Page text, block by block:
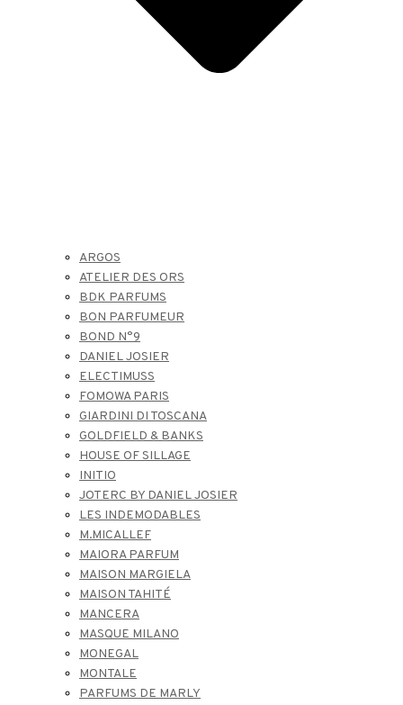
ARGOS
ATELIER DES ORS
BDK PARFUMS
BON PARFUMEUR
BOND N°9
DANIEL JOSIER
ELECTIMUSS
FOMOWA PARIS
GIARDINI DI TOSCANA
GOLDFIELD & BANKS
HOUSE OF SILLAGE
INITIO
JOTERC BY DANIEL JOSIER
LES INDEMODABLES
M.MICALLEF
MAIORA PARFUM
MAISON MARGIELA
MAISON TAHITÉ
MANCERA
MASQUE MILANO
MONEGAL
MONTALE
PARFUMS DE MARLY